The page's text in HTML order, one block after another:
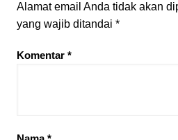
Alamat email Anda tidak akan
yang wajib ditandai *
Komentar *